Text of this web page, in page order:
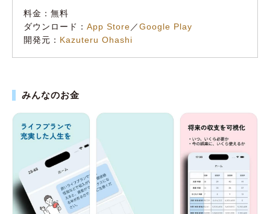
料金：無料
ダウンロード：App Store ／Google Play
開発元： Kazuteru Ohashi
みんなのお金